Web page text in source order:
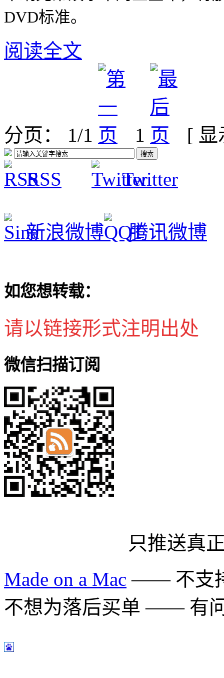
DVD标准。
阅读全文
分页： 1/1 1 [
RSS Twitter
新浪微博 腾讯微博
如您想转载：
请以链接形式注明出处
微信扫描订阅
只推送真
Made on a Mac —— 不支
不想为落后买单 —— 有